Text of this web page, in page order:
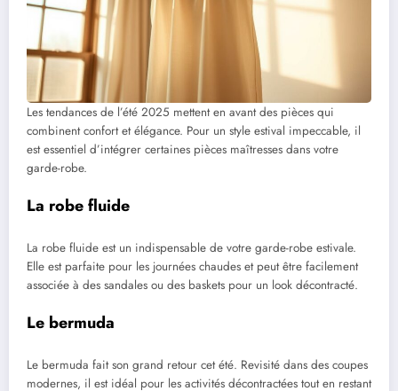
Les tendances de l’été 2025 mettent en avant des pièces qui
combinent confort et élégance. Pour un style estival impeccable, il
est essentiel d’intégrer certaines pièces maîtresses dans votre
garde-robe.
La robe fluide
La robe fluide est un indispensable de votre garde-robe estivale.
Elle est parfaite pour les journées chaudes et peut être facilement
associée à des sandales ou des baskets pour un look décontracté.
Le bermuda
Le bermuda fait son grand retour cet été. Revisité dans des coupes
modernes, il est idéal pour les activités décontractées tout en restant